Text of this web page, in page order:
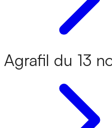
Agrafil du 13